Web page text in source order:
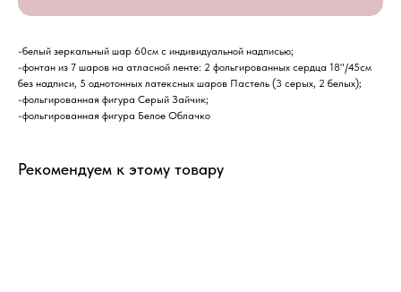
-белый зеркальный шар 60см с индивидуальной надписью;
-фонтан из 7 шаров на атласной ленте: 2 фольгированных сердца 18"/45см
без надписи, 5 однотонных латексных шаров Пастель (3 серых, 2 белых);
-фольгированная фигура Серый Зайчик;
-фольгированная фигура Белое Облачко
Рекомендуем к этому товару